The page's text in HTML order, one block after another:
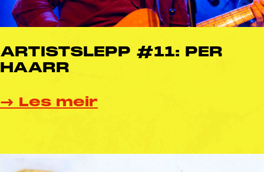
ARTISTSLEPP #11: PER
HAARR
→ Les meir